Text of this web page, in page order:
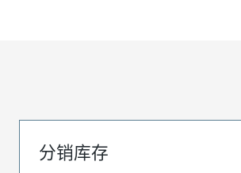
分销库存